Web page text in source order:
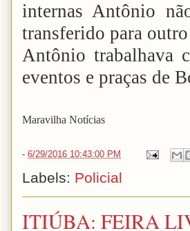
internas Antônio
transferido para
Antônio trabalhava
eventos e praças de
Maravilha Notícias
- 6/29/2016 10:43:00 PM
Labels: Policial
ITIÚBA: FEIRA